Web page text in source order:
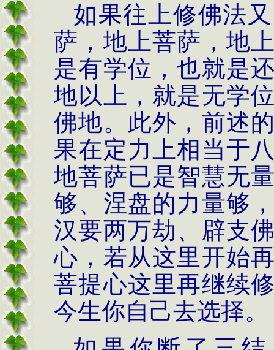
如果往上修佛法
萨，地上菩萨，地
是有学位，也就是
地以上，就是无学
佛地。此外，前述
果在定力上相当于
地菩萨已是智慧无
够、涅盘的力量够
汉要两万劫、辟支
心，若从这里开始
菩提心这里再继续
今生你自己去选择。